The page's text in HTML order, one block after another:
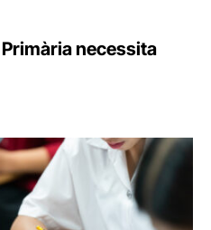
Primària necessita